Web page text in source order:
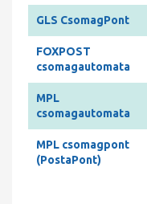
GLS CsomagPont
FOXPOST
csomagautomata
MPL
csomagautomata
MPL csomagpont
(PostaPont)